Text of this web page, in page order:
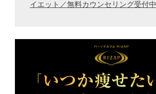
イエット／無料カウンセリング受付中